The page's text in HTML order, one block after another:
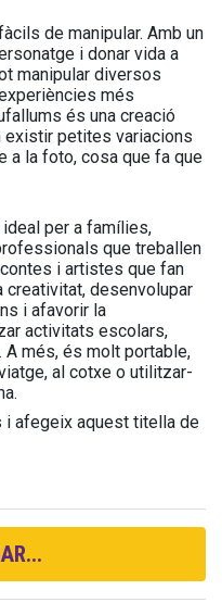
de manipular. Amb un
i donar vida a
manipular diversos
més
és una creació
existir petites variacions
a la foto, cosa que fa que
per a famílies,
que treballen
i artistes que fan
desenvolupar
i afavorir la
activitats escolars,
més, és molt portable,
al cotxe o utilitzar-
i afegeix aquest titella de